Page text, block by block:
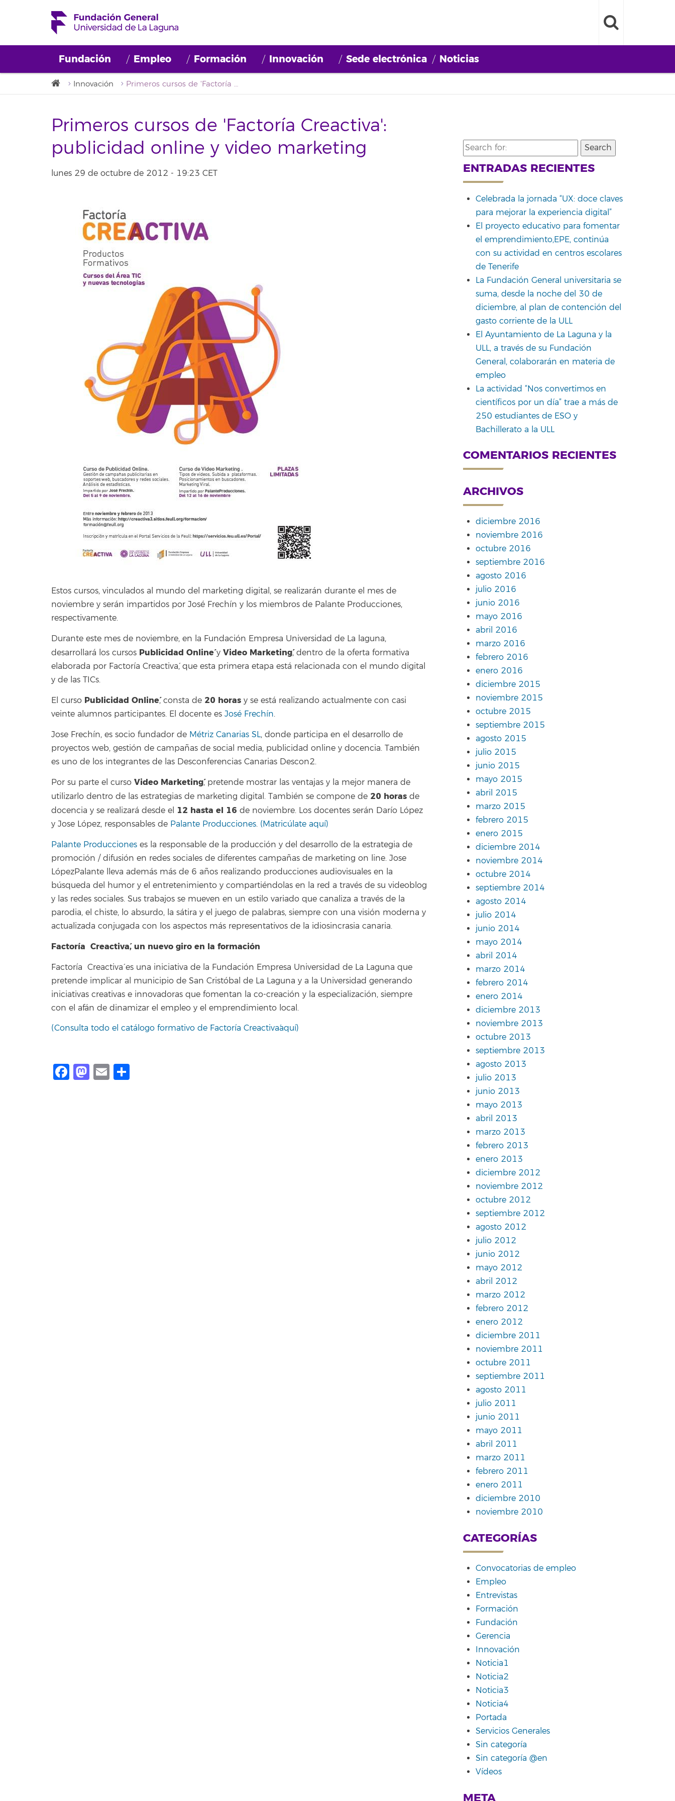
Fundación Empleo Formación Innovación Sede electrónica Noticias
Innovación Primeros cursos de 'Factoría Creactiva': publicidad online y video marketing
Primeros cursos de 'Factoría Creactiva':
publicidad online y video marketing
lunes 29 de octubre de 2012 - 19:23 CET
Estos cursos, vinculados al mundo del marketing digital, se realizarán durante el mes de
noviembre y serán impartidos por José Frechín y los miembros de Palante Producciones,
respectivamente.
Durante este mes de noviembre, en la Fundación Empresa Universidad de La laguna,
desarrollará los cursos `Publicidad Online´y `Video Marketing´, dentro de la oferta formativa
elaborada por `Factoría Creactiva´, que esta primera etapa está relacionada con el mundo digital
y de las TICs.
El curso `Publicidad Online´, consta de 20 horas y se está realizando actualmente con casi
veinte alumnos participantes. El docente es José Frechín.
Jose Frechín, es socio fundador de Métriz Canarias SL, donde participa en el desarrollo de
proyectos web, gestión de campañas de social media, publicidad online y docencia. También
es uno de los integrantes de las Desconferencias Canarias Descon2.
Por su parte el curso `Video Marketing´, pretende mostrar las ventajas y la mejor manera de
utilizarlo dentro de las estrategias de marketing digital. También se compone de 20 horas de
docencia y se realizará desde el 12 hasta el 16 de noviembre. Los docentes serán Darío López
y Jose López, responsables de Palante Producciones. (Matricúlate aquí)
Palante Producciones es la responsable de la producción y del desarrollo de la estrategia de
promoción / difusión en redes sociales de diferentes campañas de marketing on line. Jose
LópezPalante lleva además más de 6 años realizando producciones audiovisuales en la
búsqueda del humor y el entretenimiento y compartiéndolas en la red a través de su videoblog
y las redes sociales. Sus trabajos se mueven en un estilo variado que canaliza a través de la
parodia, el chiste, lo absurdo, la sátira y el juego de palabras, siempre con una visión moderna y
actualizada conjugada con los aspectos más representativos de la idiosincrasia canaria.
`Factoría Creactiva´, un nuevo giro en la formación
`Factoría Creactiva´ es una iniciativa de la Fundación Empresa Universidad de La Laguna que
pretende implicar al municipio de San Cristóbal de La Laguna y a la Universidad generando
iniciativas creativas e innovadoras que fomentan la co-creación y la especialización, siempre
con el afán de dinamizar el empleo y el emprendimiento local.
(Consulta todo el catálogo formativo de `Factoría Creactiva´aquí)
Facebook
Mastodon
Email
Search
for:
ENTRADAS RECIENTES
Celebrada la jornada “UX: doce claves
para mejorar la experiencia digital”
El proyecto educativo para fomentar
el emprendimiento,EPE, continúa
con su actividad en centros escolares
de Tenerife
La Fundación General universitaria se
suma, desde la noche del 30 de
diciembre, al plan de contención del
gasto corriente de la ULL
El Ayuntamiento de La Laguna y la
ULL, a través de su Fundación
General, colaborarán en materia de
empleo
La actividad “Nos convertimos en
científicos por un día” trae a más de
250 estudiantes de ESO y
Bachillerato a la ULL
COMENTARIOS RECIENTES
ARCHIVOS
diciembre 2016
noviembre 2016
octubre 2016
septiembre 2016
agosto 2016
julio 2016
junio 2016
mayo 2016
abril 2016
marzo 2016
febrero 2016
enero 2016
diciembre 2015
noviembre 2015
octubre 2015
septiembre 2015
agosto 2015
julio 2015
junio 2015
mayo 2015
abril 2015
marzo 2015
febrero 2015
enero 2015
diciembre 2014
noviembre 2014
octubre 2014
septiembre 2014
agosto 2014
julio 2014
junio 2014
mayo 2014
abril 2014
marzo 2014
febrero 2014
enero 2014
diciembre 2013
noviembre 2013
octubre 2013
septiembre 2013
agosto 2013
julio 2013
junio 2013
mayo 2013
abril 2013
marzo 2013
febrero 2013
enero 2013
diciembre 2012
noviembre 2012
octubre 2012
septiembre 2012
agosto 2012
julio 2012
junio 2012
mayo 2012
abril 2012
marzo 2012
febrero 2012
enero 2012
diciembre 2011
noviembre 2011
octubre 2011
septiembre 2011
agosto 2011
julio 2011
junio 2011
mayo 2011
abril 2011
marzo 2011
febrero 2011
enero 2011
diciembre 2010
noviembre 2010
CATEGORÍAS
Convocatorias de empleo
Empleo
Entrevistas
Formación
Fundación
Gerencia
Innovación
Noticia1
Noticia2
Noticia3
Noticia4
Portada
Servicios Generales
Sin categoría
Sin categoría @en
Vídeos
META